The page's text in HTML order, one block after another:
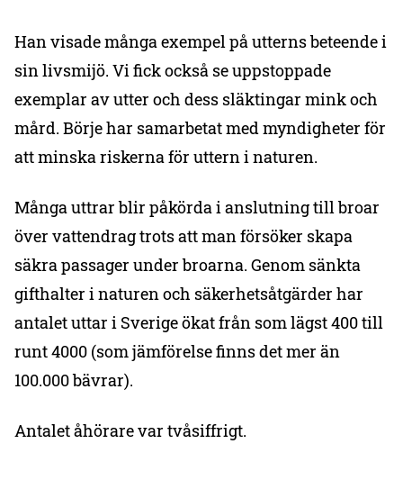
Han visade många exempel på utterns beteende i
sin livsmijö. Vi fick också se uppstoppade
exemplar av utter och dess släktingar mink och
mård. Börje har samarbetat med myndigheter för
att minska riskerna för uttern i naturen.
Många uttrar blir påkörda i anslutning till broar
över vattendrag trots att man försöker skapa
säkra passager under broarna. Genom sänkta
gifthalter i naturen och säkerhetsåtgärder har
antalet uttar i Sverige ökat från som lägst 400 till
runt 4000 (som jämförelse finns det mer än
100.000 bävrar).
Antalet åhörare var tvåsiffrigt.